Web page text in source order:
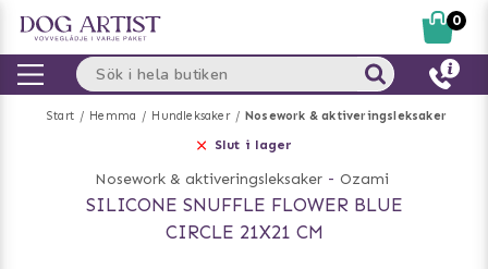
Start Hemma Hundleksaker Nosework & aktiveringsleksaker
Slut i lager
Nosework & aktiveringsleksaker - Ozami
SILICONE SNUFFLE FLOWER BLUE
CIRCLE 21X21 CM
0